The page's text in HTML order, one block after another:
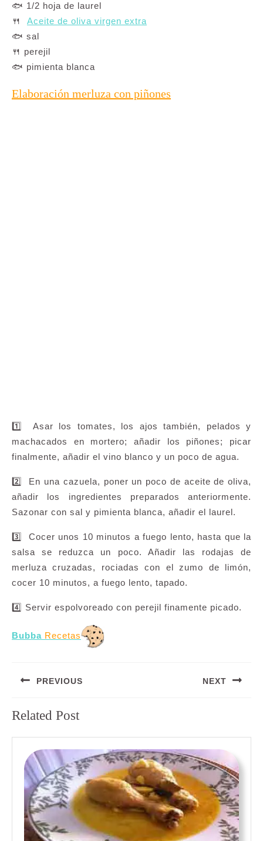
🐟 1/2 hoja de laurel
🍴 Aceite de oliva virgen extra
🐟 sal
🍴 perejil
🐟 pimienta blanca
Elaboración merluza con piñones
1️⃣ Asar los tomates, los ajos también, pelados y
machacados en mortero; añadir los piñones; picar
finalmente, añadir el vino blanco y un poco de agua.
2️⃣ En una cazuela, poner un poco de aceite de oliva,
añadir los ingredientes preparados anteriormente.
Sazonar con sal y pimienta blanca, añadir el laurel.
3️⃣ Cocer unos 10 minutos a fuego lento, hasta que la
salsa se reduzca un poco. Añadir las rodajas de
merluza cruzadas, rociadas con el zumo de limón,
cocer 10 minutos, a fuego lento, tapado.
4️⃣ Servir espolvoreado con perejil finamente picado.
Bubba Recetas
de
PREVIOUS
anterior:
NEXT
Related Post